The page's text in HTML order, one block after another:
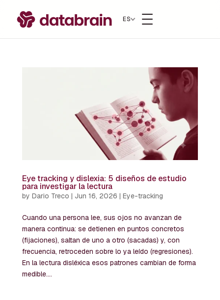
ES
Eye tracking y dislexia: 5 diseños de estudio
para investigar la lectura
by Dario Treco | Jun 16, 2026 | Eye-tracking
Cuando una persona lee, sus ojos no avanzan de
manera continua: se detienen en puntos concretos
(fijaciones), saltan de uno a otro (sacadas) y, con
frecuencia, retroceden sobre lo ya leído (regresiones).
En la lectura disléxica esos patrones cambian de forma
medible....